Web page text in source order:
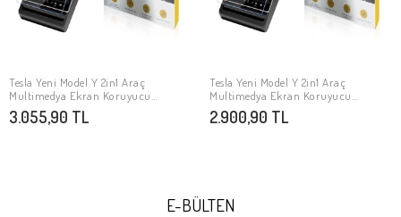
SEPETE EKLE
Tesla Yeni Model Y 2in1 Araç
Multimedya Ekran Koruyucu
Uygulama Aparatlı Zore Premium
Mat Temperli Cam Ekran Koruyucu
3.055,90 TL
SEPETE EKLE
Tesla Yeni Model Y 2in1 Araç
Multimedya Ekran Koruyucu
Uygulama Aparatlı Zore Premium
Temperli Cam Ekran Koruyucu
2.900,90 TL
E-BÜLTEN